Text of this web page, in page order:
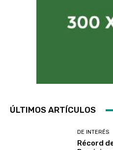
ÚLTIMOS ARTÍCULOS
DE INTERÉS
Récord